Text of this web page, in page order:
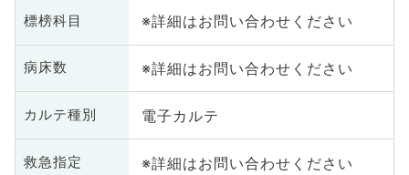
標榜科目 ※詳細はお問い合わせください
病床数 ※詳細はお問い合わせください
カルテ種別 電子カルテ
救急指定 ※詳細はお問い合わせください